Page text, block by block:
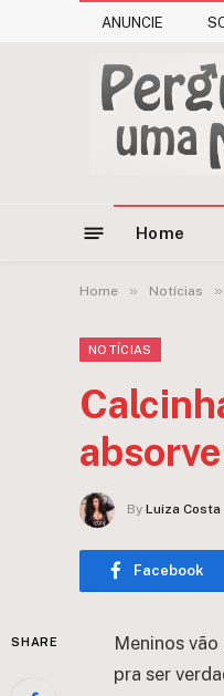
ANUNCIE
Home
Home » Notícias »
NOTÍCIAS
By Luiza Costa
Facebook
SHARE
Meninos
pra ser